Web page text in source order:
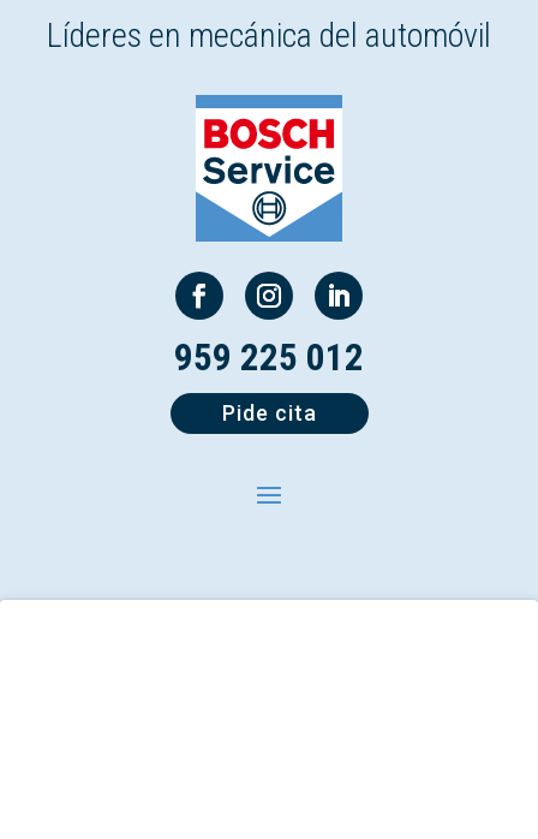
Líderes en mecánica del automóvil
959 225 012
Pide cita